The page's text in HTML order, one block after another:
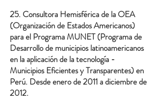
25. Consultora Hemisférica de la OEA
(Organización de Estados Americanos)
para el Programa MUNET (Programa de
Desarrollo de municipios latinoamericanos
en la aplicación de la tecnología -
Municipios Eficientes y Transparentes) en
Perú. Desde enero de 2011 a diciembre de
2012.